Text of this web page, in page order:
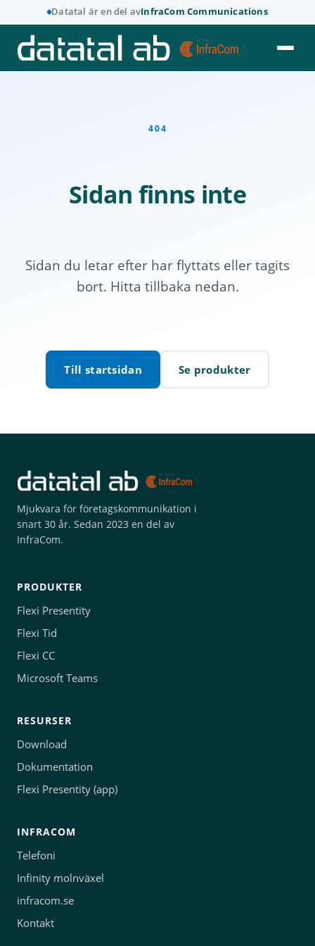
Datatal är en del avInfraCom Communications
404
Sidan finns inte
Sidan du letar efter har flyttats eller tagits
bort. Hitta tillbaka nedan.
Till startsidan Se produkter
Mjukvara för företagskommunikation i
snart 30 år. Sedan 2023 en del av
InfraCom.
PRODUKTER
Flexi Presentity
Flexi Tid
Flexi CC
Microsoft Teams
RESURSER
Download
Dokumentation
Flexi Presentity (app)
INFRACOM
Telefoni
Infinity molnväxel
infracom.se
Kontakt